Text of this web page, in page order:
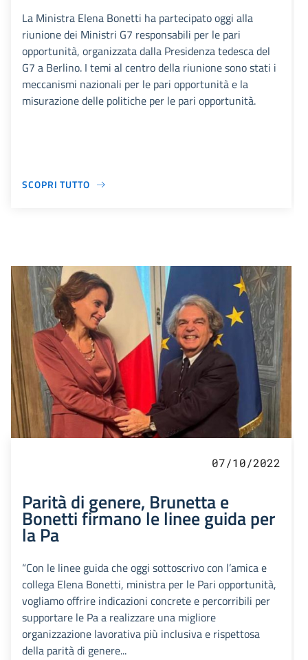
La Ministra Elena Bonetti ha partecipato oggi alla
riunione dei Ministri G7 responsabili per le pari
opportunità, organizzata dalla Presidenza tedesca del
G7 a Berlino. I temi al centro della riunione sono stati i
meccanismi nazionali per le pari opportunità e la
misurazione delle politiche per le pari opportunità.
SCOPRI TUTTO
07/10/2022
Parità di genere, Brunetta e
Bonetti firmano le linee guida per
la Pa
“Con le linee guida che oggi sottoscrivo con l’amica e
collega Elena Bonetti, ministra per le Pari opportunità,
vogliamo offrire indicazioni concrete e percorribili per
supportare le Pa a realizzare una migliore
organizzazione lavorativa più inclusiva e rispettosa
della parità di genere...